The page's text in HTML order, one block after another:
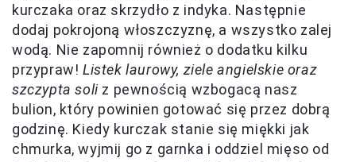
kurczaka oraz skrzydło z indyka. Następnie
dodaj pokrojoną włoszczyznę, a wszystko zalej
wodą. Nie zapomnij również o dodatku kilku
przypraw! Listek laurowy, ziele angielskie oraz
szczypta soliz pewnością wzbogacą nasz
bulion, który powinien gotować się przez dobrą
godzinę. Kiedy kurczak stanie się miękki jak
chmurka, wyjmij go z garnka i oddziel mięso od